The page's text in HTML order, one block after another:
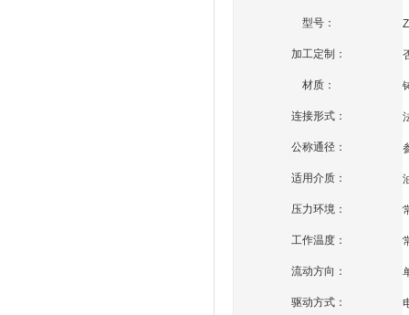
型号：
加工定制：
材质：
连接形式：
公称通径：
适用介质：
压力环境：
工作温度：
流动方向：
驱动方式：